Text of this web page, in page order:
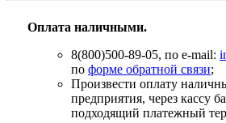
Оплата наличными.
8(800)500-89-05, по e-mail:
по форме обратной связи;
Произвести оплату
предприятия, через кассу
подходящий платежный